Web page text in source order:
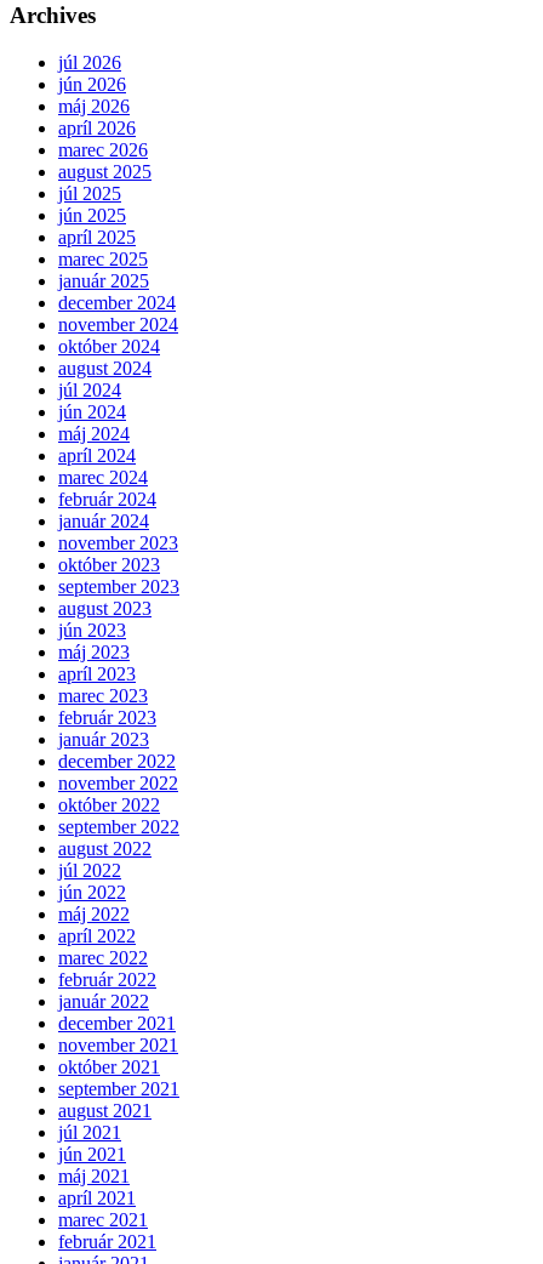
Archives
júl 2026
jún 2026
máj 2026
apríl 2026
marec 2026
august 2025
júl 2025
jún 2025
apríl 2025
marec 2025
január 2025
december 2024
november 2024
október 2024
august 2024
júl 2024
jún 2024
máj 2024
apríl 2024
marec 2024
február 2024
január 2024
november 2023
október 2023
september 2023
august 2023
jún 2023
máj 2023
apríl 2023
marec 2023
február 2023
január 2023
december 2022
november 2022
október 2022
september 2022
august 2022
júl 2022
jún 2022
máj 2022
apríl 2022
marec 2022
február 2022
január 2022
december 2021
november 2021
október 2021
september 2021
august 2021
júl 2021
jún 2021
máj 2021
apríl 2021
marec 2021
február 2021